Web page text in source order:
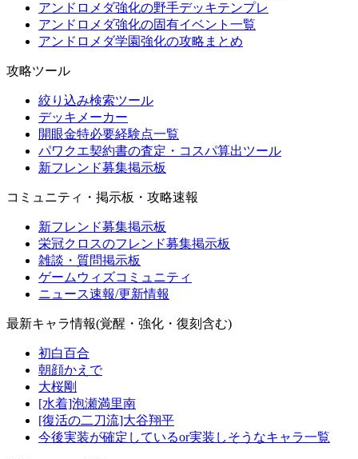
アンドロメダ強化の野手デッキテンプレ
アンドロメダ強化の固有イベント一覧
アンドロメダ学園強化の攻略まとめ
攻略ツール
絞り込み検索ツール
デッキメーカー
開眼金特必要経験点一覧
パワクエ契約書の査定・コスパ算出ツール
新フレンド募集掲示板
コミュニティ・掲示板・攻略速報
新フレンド募集掲示板
栄冠クロスのフレンド募集掲示板
雑談・質問掲示板
ゲームウィズコミュニティ
ニュース速報/更新情報
最新キャラ情報(覚醒・強化・復刻含む)
初白百合
朝顔かえで
大桜剛
[水着]泡瀬満里南
[復活の二刀流]大谷翔平
今後実装が確定しているor実装しそうなキャラ一覧